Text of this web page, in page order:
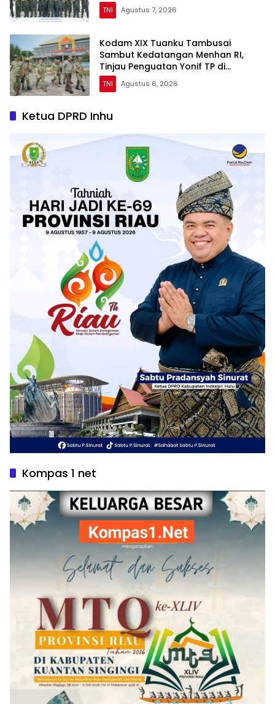
TNI Agustus 7, 2026
Kodam XIX Tuanku Tambusai
Sambut Kedatangan Menhan RI,
Tinjau Penguatan Yonif TP di
Bengkalis dan Kampar
TNI Agustus 6, 2026
Ketua DPRD Inhu
Kompas 1 net